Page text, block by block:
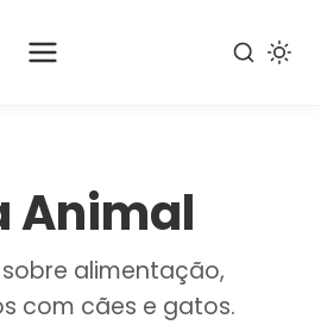
Animal
alimentação,
com cães e gatos.